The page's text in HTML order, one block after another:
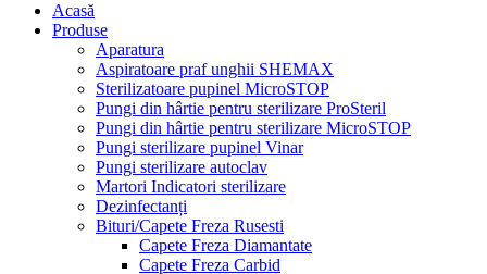
Acasă
Produse
Aparatura
Aspiratoare praf unghii SHEMAX
Sterilizatoare pupinel MicroSTOP
Pungi din hârtie pentru sterilizare ProSteril
Pungi din hârtie pentru sterilizare MicroSTOP
Pungi sterilizare pupinel Vinar
Pungi sterilizare autoclav
Martori Indicatori sterilizare
Dezinfectanți
Bituri/Capete Freza Rusesti
Capete Freza Diamantate
Capete Freza Carbid